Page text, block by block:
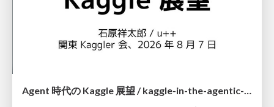
Agent 時代の Kaggle 展望 / kaggle-in-the-agentic-era